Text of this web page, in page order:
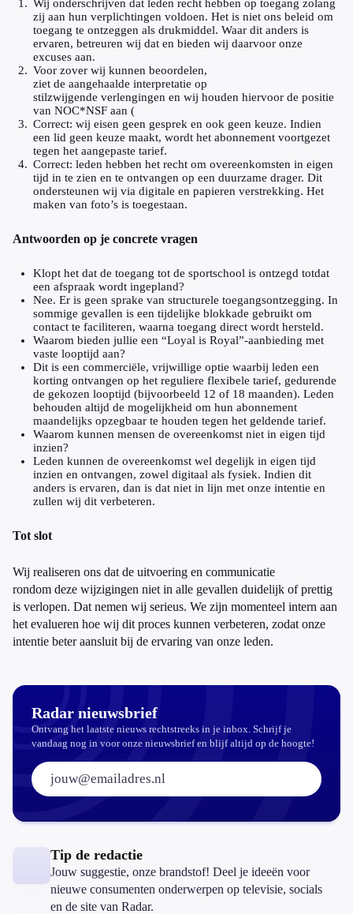
Wij onderschrijven dat leden recht hebben op toegang zolang
zij aan hun verplichtingen voldoen. Het is niet ons beleid om
toegang te ontzeggen als drukmiddel. Waar dit anders is
ervaren, betreuren wij dat en bieden wij daarvoor onze
excuses aan.
Voor zover wij kunnen beoordelen,
ziet de aangehaalde interpretatie op
stilzwijgende verlengingen en wij houden hiervoor de positie
van NOC*NSF aan (
Correct: wij eisen geen gesprek en ook geen keuze. Indien
een lid geen keuze maakt, wordt het abonnement voortgezet
tegen het aangepaste tarief.
Correct: leden hebben het recht om overeenkomsten in eigen
tijd in te zien en te ontvangen op een duurzame drager. Dit
ondersteunen wij via digitale en papieren verstrekking. Het
maken van foto’s is toegestaan.
Antwoorden op je concrete vragen
Klopt het dat de toegang tot de sportschool is ontzegd totdat
een afspraak wordt ingepland?
Nee. Er is geen sprake van structurele toegangsontzegging. In
sommige gevallen is een tijdelijke blokkade gebruikt om
contact te faciliteren, waarna toegang direct wordt hersteld.
Waarom bieden jullie een “Loyal is Royal”-aanbieding met
vaste looptijd aan?
Dit is een commerciële, vrijwillige optie waarbij leden een
korting ontvangen op het reguliere flexibele tarief, gedurende
de gekozen looptijd (bijvoorbeeld 12 of 18 maanden). Leden
behouden altijd de mogelijkheid om hun abonnement
maandelijks opzegbaar te houden tegen het geldende tarief.
Waarom kunnen mensen de overeenkomst niet in eigen tijd
inzien?
Leden kunnen de overeenkomst wel degelijk in eigen tijd
inzien en ontvangen, zowel digitaal als fysiek. Indien dit
anders is ervaren, dan is dat niet in lijn met onze intentie en
zullen wij dit verbeteren.
Tot slot
Wij realiseren ons dat de uitvoering en communicatie
rondom deze wijzigingen niet in alle gevallen duidelijk of prettig
is verlopen. Dat nemen wij serieus. We zijn momenteel intern aan
het evalueren hoe wij dit proces kunnen verbeteren, zodat onze
intentie beter aansluit bij de ervaring van onze leden.
Radar nieuwsbrief
Ontvang het laatste nieuws rechtstreeks in je inbox. Schrijf je
vandaag nog in voor onze nieuwsbrief en blijf altijd op de hoogte!
E-mailadres:
Tip de redactie
Jouw suggestie, onze brandstof! Deel je ideeën voor
nieuwe consumenten onderwerpen op televisie, socials
en de site van Radar.